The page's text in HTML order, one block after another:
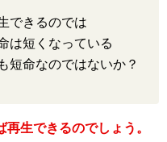
できるのでは
は短くなっている
短命なのではないか？
生できるのでしょう。